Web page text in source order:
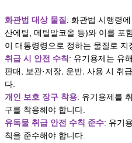
화관법 대상 물질 : 화관법 시행령
산에틸, 메틸알코올 등)와 이를 포
이 대통령령으로 정하는 물질로 지
취급 시 안전 수칙 : 유기용제는 유
판매, 보관·저장, 운반, 사용 시 취
다.
개인 보호 장구 착용: 유기용제를
구를 착용해야 합니다.
유독물 취급 안전 수칙 준수: 유기
칙을 준수해야 합니다.